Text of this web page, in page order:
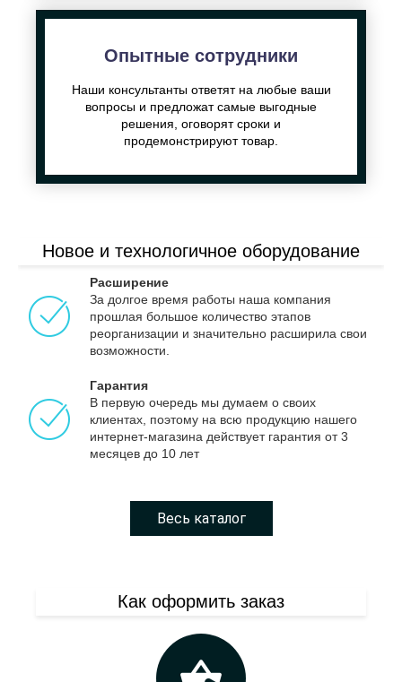
Опытные сотрудники
Наши консультанты ответят на любые ваши
вопросы и предложат самые выгодные
решения, оговорят сроки и
продемонстрируют товар.
Новое и технологичное оборудование
Расширение
За долгое время работы наша компания
прошлая большое количество этапов
реорганизации и значительно расширила свои
возможности.
Гарантия
В первую очередь мы думаем о своих
клиентах, поэтому на всю продукцию нашего
интернет-магазина действует гарантия от 3
месяцев до 10 лет
Весь каталог
Как оформить заказ